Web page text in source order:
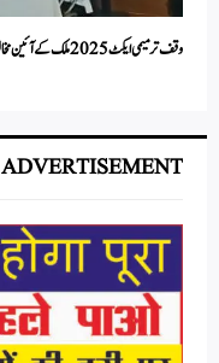
وقف ترمیمی ایکٹ 2025 ملک کے آئین مخالف اور اکثریتی تسلط کی علامت، اخیر تک جد وجہد کا اعلان
ADVERTISEMENT